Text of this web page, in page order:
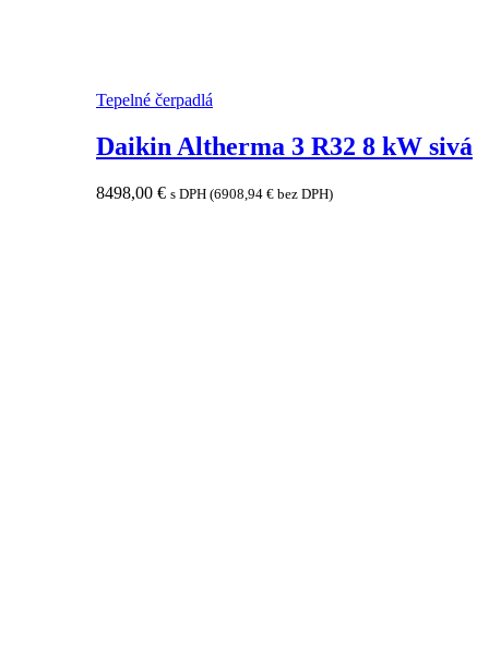
Tepelné čerpadlá
Daikin Altherma 3 R32 8 kW sivá
8498,00 € s DPH (6908,94 € bez DPH)